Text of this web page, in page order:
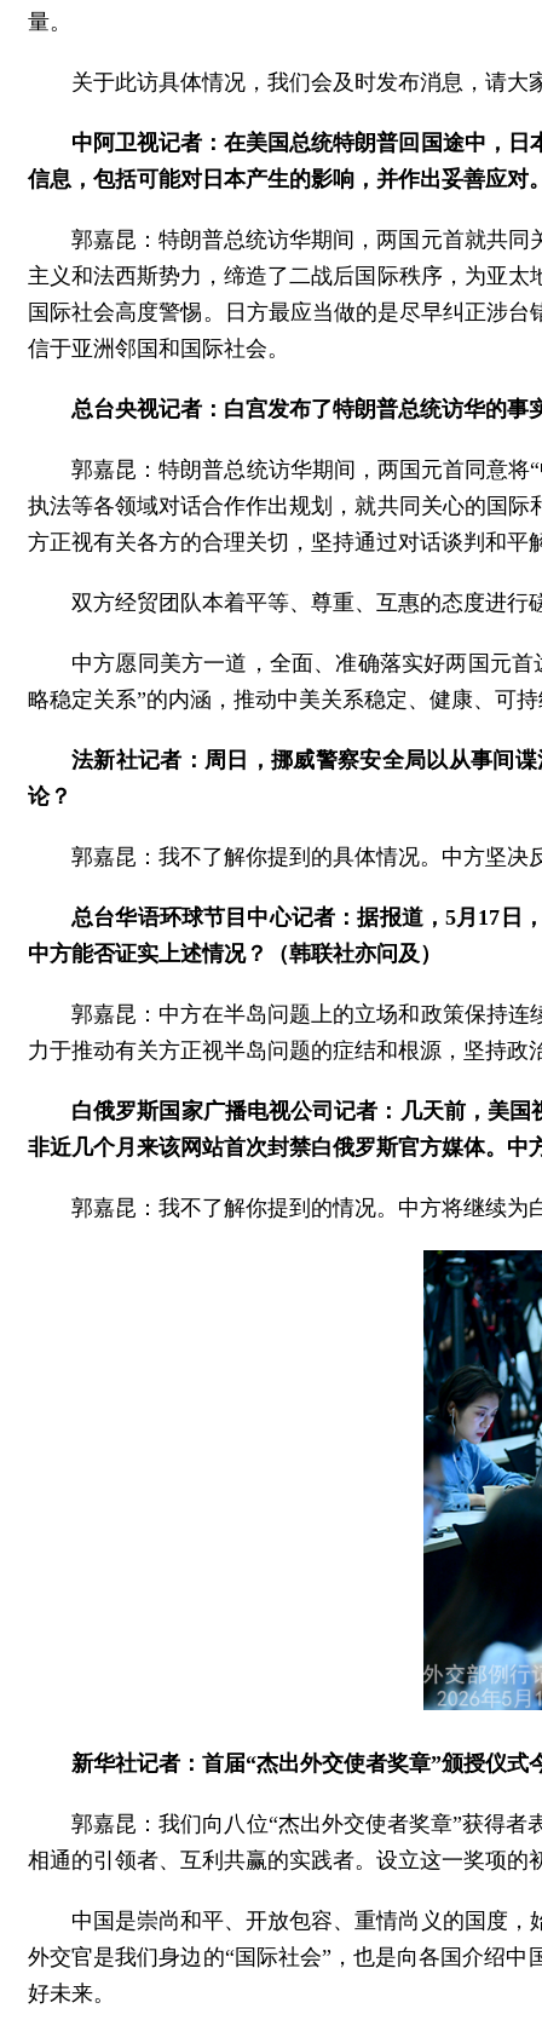
量。
关于此访具体情况，我们会及时发布消息，请大
中阿卫视记者：在美国总统特朗普回国途中，
信息，包括可能对日本产生的影响，并作出妥善应对
郭嘉昆：特朗普总统访华期间，两国元首就共
主义和法西斯势力，缔造了二战后国际秩序，为亚
国际社会高度警惕。日方最应当做的是尽早纠正涉
信于亚洲邻国和国际社会。
总台央视记者：白宫发布了特朗普总统访华的
郭嘉昆：特朗普总统访华期间，两国元首同意
执法等各领域对话合作作出规划，就共同关心的国
方正视有关各方的合理关切，坚持通过对话谈判和平
双方经贸团队本着平等、尊重、互惠的态度进
中方愿同美方一道，全面、准确落实好两国元
略稳定关系”的内涵，推动中美关系稳定、健康、可
法新社记者：周日，挪威警察安全局以从事间
论？
郭嘉昆：我不了解你提到的具体情况。中方坚
总台华语环球节目中心记者：据报道，5月17日
中方能否证实上述情况？（韩联社亦问及）
郭嘉昆：中方在半岛问题上的立场和政策保持
力于推动有关方正视半岛问题的症结和根源，坚持
白俄罗斯国家广播电视公司记者：几天前，美
非近几个月来该网站首次封禁白俄罗斯官方媒体。中
郭嘉昆：我不了解你提到的情况。中方将继续
新华社记者：首届“杰出外交使者奖章”颁授仪
郭嘉昆：我们向八位“杰出外交使者奖章”获得
相通的引领者、互利共赢的实践者。设立这一奖项
中国是崇尚和平、开放包容、重情尚义的国度
外交官是我们身边的“国际社会”，也是向各国介绍
好未来。